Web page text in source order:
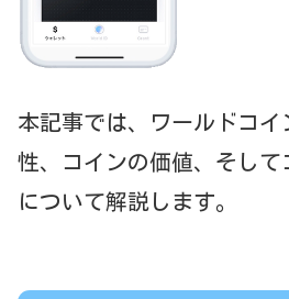
本記事では、ワールドコイ
性、
コインの価値、そして
について解説します。